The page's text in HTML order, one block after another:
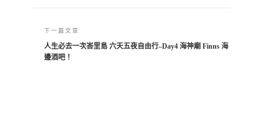
下一篇文章
人生必去一次峇里島 六天五夜自由行–Day4 海神廟 Finns 海
邊酒吧！